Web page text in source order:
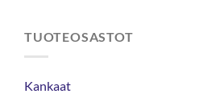
TUOTEOSASTOT
Kankaat